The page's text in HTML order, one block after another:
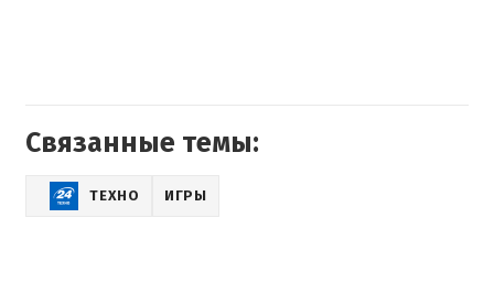
Связанные темы:
ТЕХНО ИГРЫ